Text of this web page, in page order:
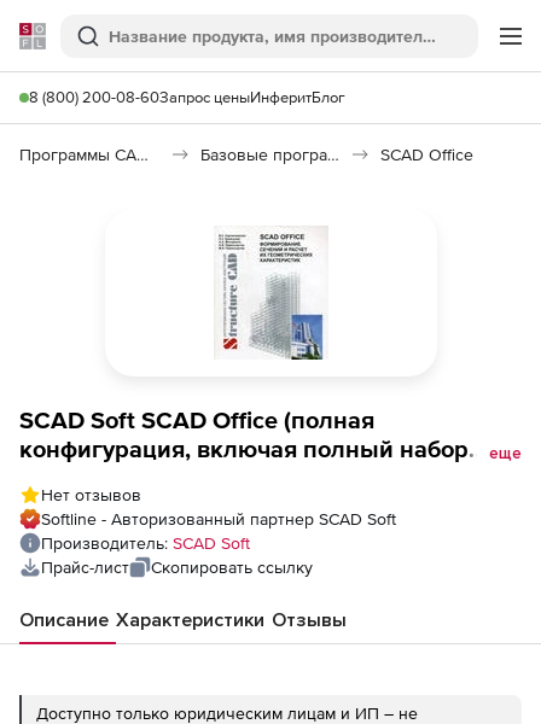
Softline
Поиск
8 (800) 200-08-60Запрос ценыИнферитБлог
Программы САПР и ГИС Базовые программы SCAD Office
SCAD Soft SCAD Office (полная
конфигурация, включая полный набор
еще
Нет отзывов
Softline - Авторизованный партнер SCAD Soft
Производитель: SCAD Soft
Прайс-лист
Скопировать ссылку
Описание Характеристики Отзывы
Доступно только юридическим лицам и ИП – не